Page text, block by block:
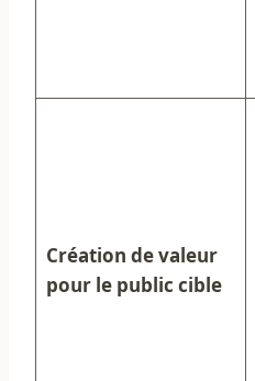
Création de valeur
pour le public cible